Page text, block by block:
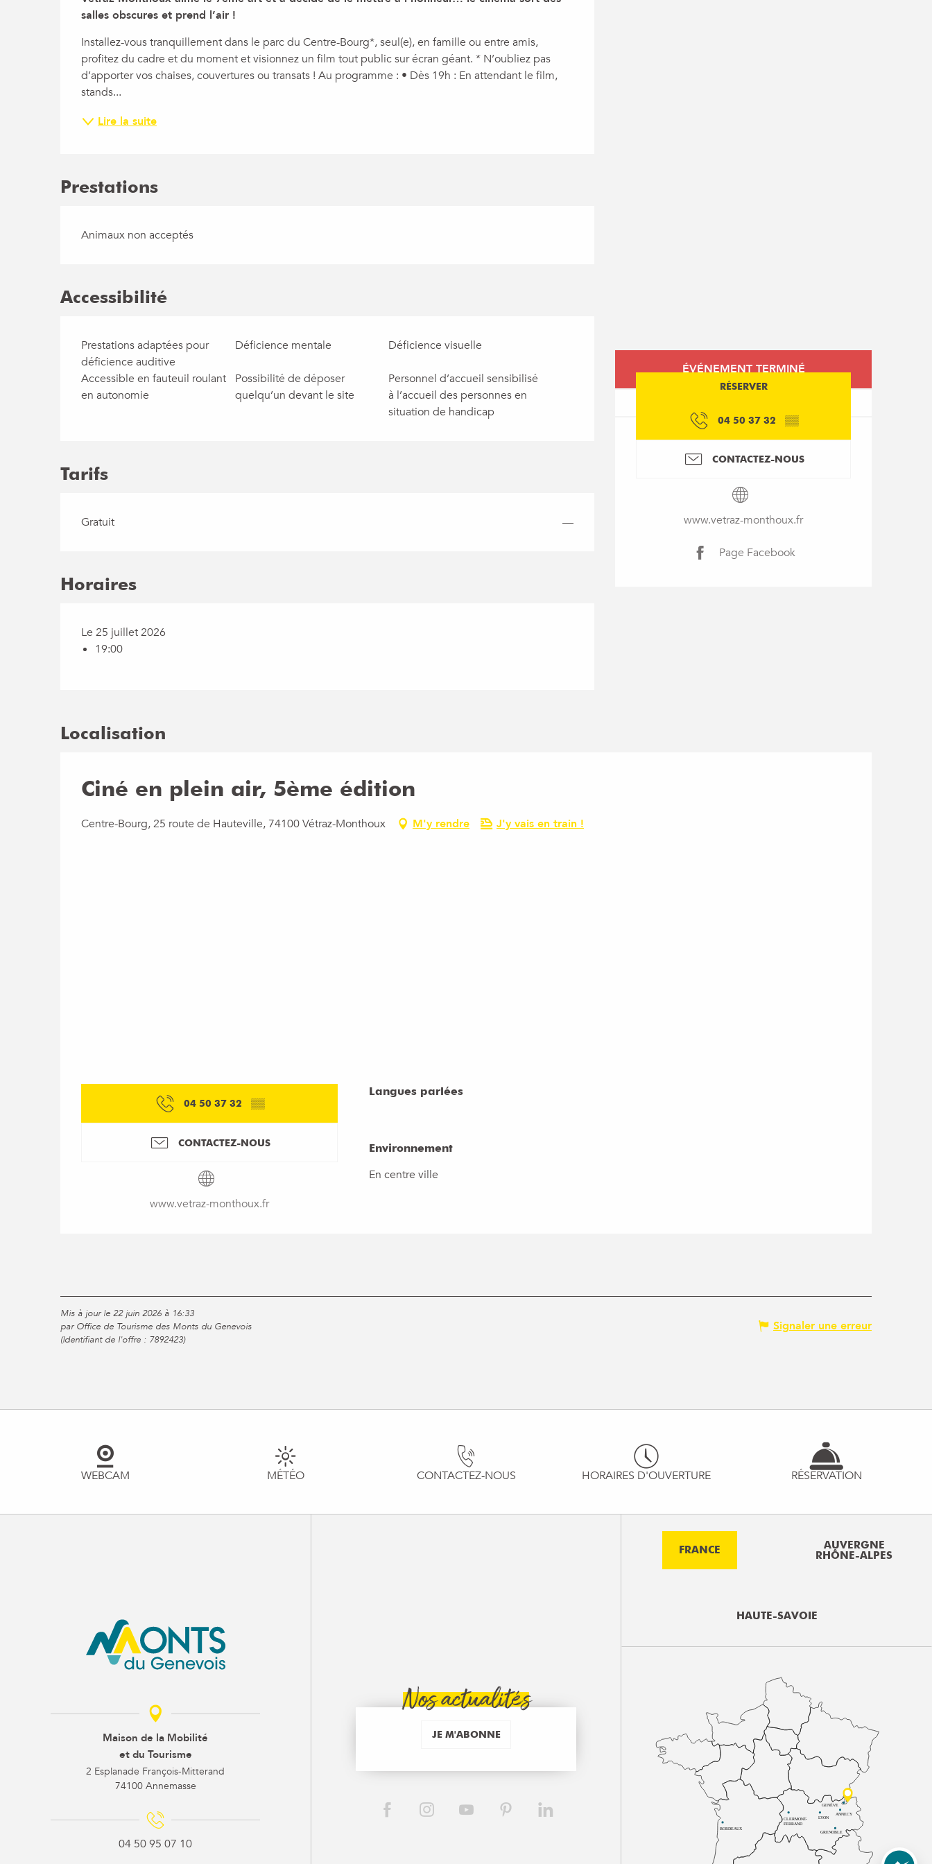
Ouverture et
ÉVÉNEMENT TERMINÉ
RÉSERVER
04 50 37 32 ▒▒
CONTACTEZ-NOUS
www.vetraz-monthoux.fr
Page Facebook
salles obscures et prend l’air !
Installez-vous tranquillement dans le parc du Centre-Bourg*, seul(e), en famille ou entre amis,
profitez du cadre et du moment et visionnez un film tout public sur écran géant. * N’oubliez pas
d’apporter vos chaises, couvertures ou transats ! Au programme : • Dès 19h : En attendant le film,
stands...
Lire la suite
Prestations
Animaux non acceptés
Accessibilité
Prestations adaptées pour
déficience auditive
Déficience mentale Déficience visuelle
Accessible en fauteuil roulant
en autonomie
Possibilité de déposer
quelqu’un devant le site
Personnel d’accueil sensibilisé
à l’accueil des personnes en
situation de handicap
Tarifs
Gratuit —
Horaires
Le 25 juillet 2026
19:00
Localisation
Ciné en plein air, 5ème édition
Centre-Bourg, 25 route de Hauteville, 74100 Vétraz-Monthoux M'y rendre J'y vais en train !
04 50 37 32 ▒▒
CONTACTEZ-NOUS
www.vetraz-monthoux.fr
Langues parlées
Langues parlées
Environnement
Environnement
En centre ville
Mis à jour le 22 juin 2026 à 16:33
par Office de Tourisme des Monts du Genevois
(Identifiant de l'offre : 7892423)
Signaler une erreur
WEBCAM MÉTÉO CONTACTEZ-NOUS HORAIRES D'OUVERTURE RÉSERVATION
Maison de la Mobilité
et du Tourisme
2 Esplanade François-Mitterand
74100 Annemasse
04 50 95 07 10
Nos actualités
JE M'ABONNE
FRANCE
AUVERGNE
RHÔNE-ALPES
HAUTE-SAVOIE
BORDEAUX
CLERMONT-
FERRAND
LYON
ANNECY
GRENOBLE
GENÈVE